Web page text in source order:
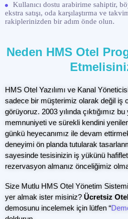
Kullanıcı dostu arabirime sahiptir,
ekstra satışı, oda karşılaştırma ve
rakiplerinizden bir adım önde olun.
Neden HMS Otel
HMS Otel Yazılımı ve Kanal
sadece bir müşterimiz olarak değil iş
görüyoruz. 2003 yılında çıktığımız
memnuniyeti ve sürekli kendini
günkü heyecanımız ile devam
deneyimi ön planda tutularak
sayesinde tesisinizin iş yükünü
rezervasyon almanız önceliğimiz
Size Mutlu HMS Otel Yönetim Sistemi
yer almak ister misiniz? Ücretsiz
demosunu incelemek için lütfen “